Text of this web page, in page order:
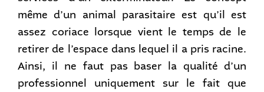
même d’un animal parasitaire est qu’il est
assez coriace lorsque vient le temps de le
retirer de l’espace dans lequel il a pris racine.
Ainsi, il ne faut pas baser la qualité d’un
professionnel uniquement sur le fait que